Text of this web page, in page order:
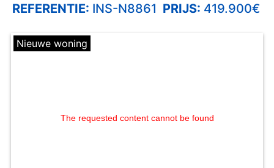
REFERENTIE: INS-N8861 PRIJS: 419.900€
Nieuwe woning
The requested content cannot be found